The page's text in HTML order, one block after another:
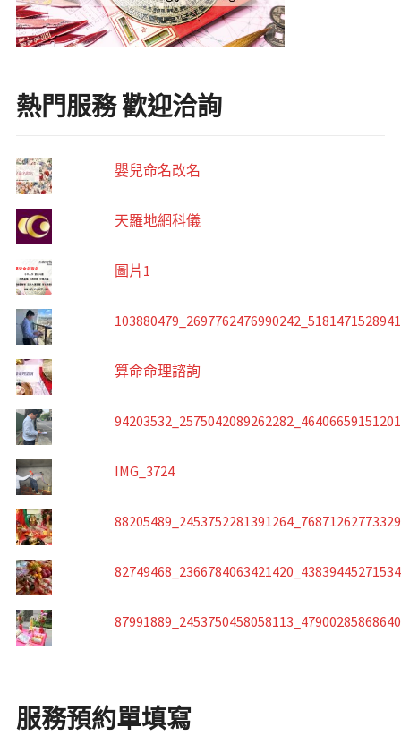
熱門服務 歡迎洽詢
嬰兒命名改名
天羅地網科儀
圖片1
算命命理諮詢
IMG_3724
服務預約單填寫